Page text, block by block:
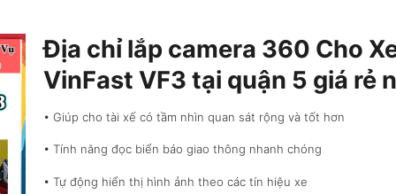
Địa chỉ lắp camera 360 Cho
VinFast VF3 tại quận 5 giá rẻ
• Giúp cho tài xế có tầm nhìn quan sát rộng và tốt hơn
• Tính năng đọc biển báo giao thông nhanh chóng
• Tự động hiển thị hình ảnh theo các tín hiệu xe